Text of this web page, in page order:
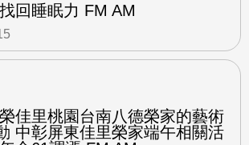
回睡眠力 FM AM
佳里桃園台南八德榮家的藝術
中彰屏東佳里榮家端午相關活